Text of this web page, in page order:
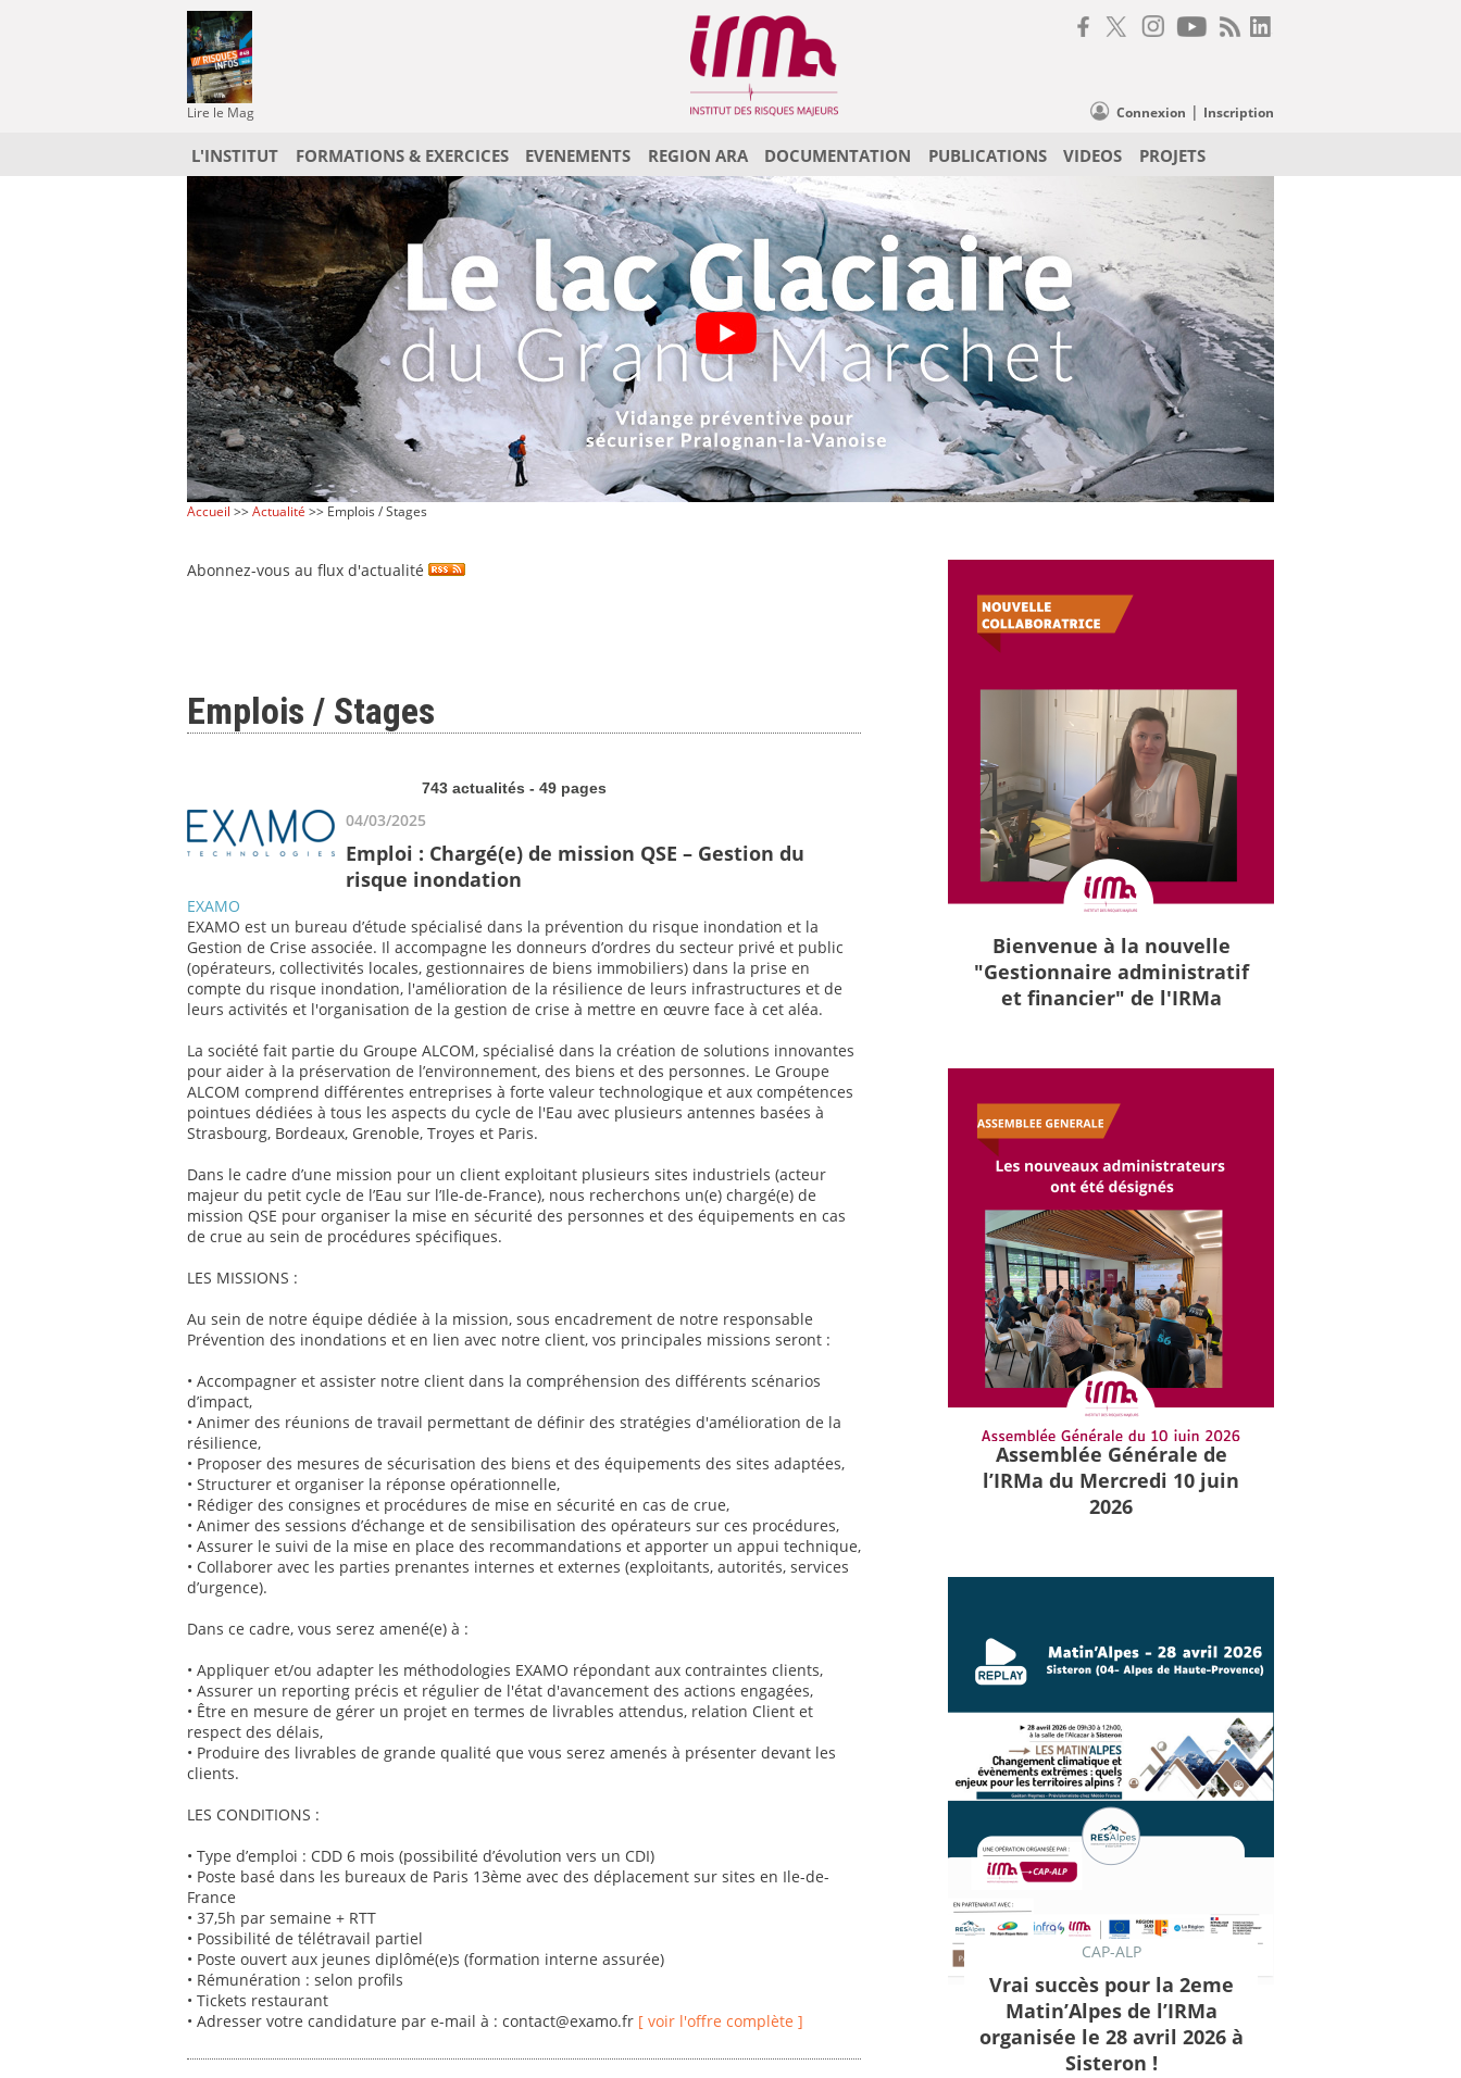
Lire le Mag Connexion | Inscription
L'INSTITUT FORMATIONS & EXERCICES EVENEMENTS REGION ARA DOCUMENTATION PUBLICATIONS VIDEOS PROJETS
Accueil >>Actualité >> Emplois / Stages
Abonnez-vous au flux d'actualité
Emplois / Stages
743 actualités - 49 pages
04/03/2025
Emploi : Chargé(e) de mission QSE – Gestion du
risque inondation
EXAMO
EXAMO est un bureau d’étude spécialisé dans la prévention du risque inondation et la
Gestion de Crise associée. Il accompagne les donneurs d’ordres du secteur privé et public
(opérateurs, collectivités locales, gestionnaires de biens immobiliers) dans la prise en
compte du risque inondation, l'amélioration de la résilience de leurs infrastructures et de
leurs activités et l'organisation de la gestion de crise à mettre en œuvre face à cet aléa.
La société fait partie du Groupe ALCOM, spécialisé dans la création de solutions innovantes
pour aider à la préservation de l’environnement, des biens et des personnes. Le Groupe
ALCOM comprend différentes entreprises à forte valeur technologique et aux compétences
pointues dédiées à tous les aspects du cycle de l'Eau avec plusieurs antennes basées à
Strasbourg, Bordeaux, Grenoble, Troyes et Paris.
Dans le cadre d’une mission pour un client exploitant plusieurs sites industriels (acteur
majeur du petit cycle de l’Eau sur l’Ile-de-France), nous recherchons un(e) chargé(e) de
mission QSE pour organiser la mise en sécurité des personnes et des équipements en cas
de crue au sein de procédures spécifiques.
LES MISSIONS :
Au sein de notre équipe dédiée à la mission, sous encadrement de notre responsable
Prévention des inondations et en lien avec notre client, vos principales missions seront :
• Accompagner et assister notre client dans la compréhension des différents scénarios
d’impact,
• Animer des réunions de travail permettant de définir des stratégies d'amélioration de la
résilience,
• Proposer des mesures de sécurisation des biens et des équipements des sites adaptées,
• Structurer et organiser la réponse opérationnelle,
• Rédiger des consignes et procédures de mise en sécurité en cas de crue,
• Animer des sessions d’échange et de sensibilisation des opérateurs sur ces procédures,
• Assurer le suivi de la mise en place des recommandations et apporter un appui technique,
• Collaborer avec les parties prenantes internes et externes (exploitants, autorités, services
d’urgence).
Dans ce cadre, vous serez amené(e) à :
• Appliquer et/ou adapter les méthodologies EXAMO répondant aux contraintes clients,
• Assurer un reporting précis et régulier de l'état d'avancement des actions engagées,
• Être en mesure de gérer un projet en termes de livrables attendus, relation Client et
respect des délais,
• Produire des livrables de grande qualité que vous serez amenés à présenter devant les
clients.
LES CONDITIONS :
• Type d’emploi : CDD 6 mois (possibilité d’évolution vers un CDI)
• Poste basé dans les bureaux de Paris 13ème avec des déplacement sur sites en Ile-de-
France
• 37,5h par semaine + RTT
• Possibilité de télétravail partiel
• Poste ouvert aux jeunes diplômé(e)s (formation interne assurée)
• Rémunération : selon profils
• Tickets restaurant
• Adresser votre candidature par e-mail à : contact@examo.fr [ voir l'offre complète ]
Bienvenue à la nouvelle
"Gestionnaire administratif
et financier" de l'IRMa
Assemblée Générale de
l’IRMa du Mercredi 10 juin
2026
CAP-ALP
Vrai succès pour la 2eme
Matin’Alpes de l’IRMa
organisée le 28 avril 2026 à
Sisteron !